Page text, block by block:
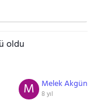
oldu
Melek Akgün
8 yıl
M